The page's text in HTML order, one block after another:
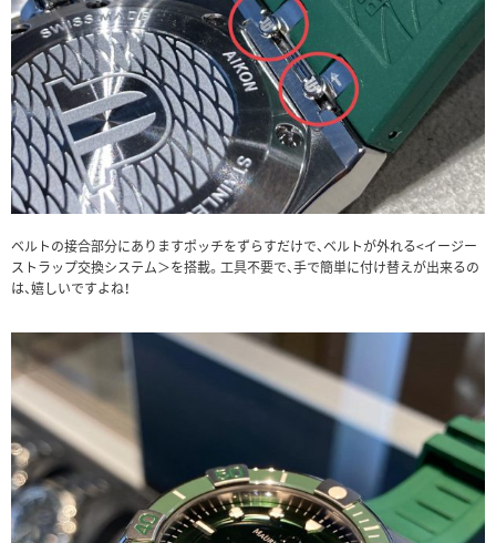
ベルトの接合部分にありますポッチをずらすだけで、ベルトが外れる<イージー
ストラップ交換システム＞を搭載。工具不要で、手で簡単に付け替えが出来るの
は、嬉しいですよね！